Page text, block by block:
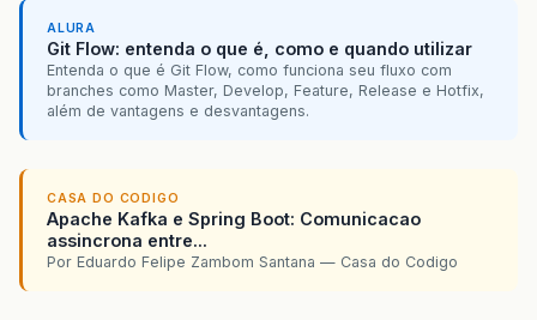
ALURA
Git Flow: entenda o que é, como e quando utilizar
Entenda o que é Git Flow, como funciona seu fluxo com
branches como Master, Develop, Feature, Release e Hotfix,
além de vantagens e desvantagens.
CASA DO CODIGO
Apache Kafka e Spring Boot: Comunicacao
assincrona entre...
Por Eduardo Felipe Zambom Santana — Casa do Codigo